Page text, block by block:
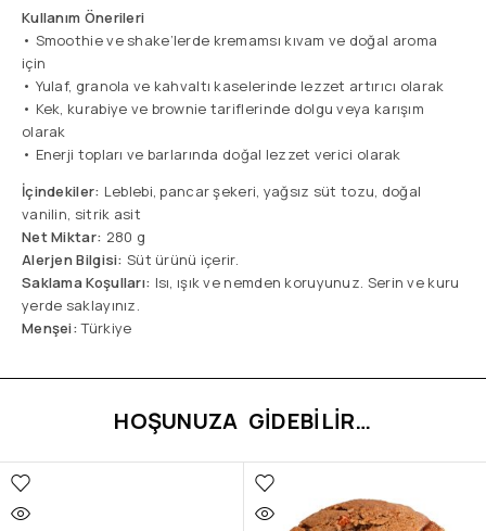
Kullanım Önerileri
• Smoothie ve shake’lerde kremamsı kıvam ve doğal aroma
için
• Yulaf, granola ve kahvaltı kaselerinde lezzet artırıcı olarak
• Kek, kurabiye ve brownie tariflerinde dolgu veya karışım
olarak
• Enerji topları ve barlarında doğal lezzet verici olarak
İçindekiler: Leblebi, pancar şekeri, yağsız süt tozu, doğal
vanilin, sitrik asit
Net Miktar: 280 g
Alerjen Bilgisi: Süt ürünü içerir.
Saklama Koşulları: Isı, ışık ve nemden koruyunuz. Serin ve kuru
yerde saklayınız.
Menşei:Türkiye
HOŞUNUZA GIDEBILIR…